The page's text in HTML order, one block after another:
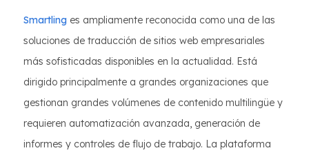
Smartling es ampliamente reconocida como una de las
soluciones de traducción de sitios web empresariales
más sofisticadas disponibles en la actualidad. Está
dirigido principalmente a grandes organizaciones que
gestionan grandes volúmenes de contenido multilingüe y
requieren automatización avanzada, generación de
informes y controles de flujo de trabajo. La plataforma